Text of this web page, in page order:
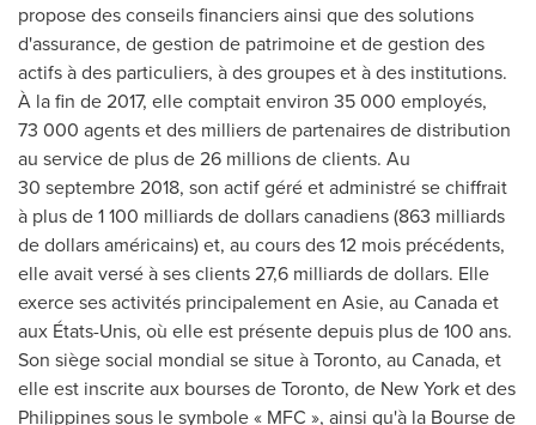
propose des conseils financiers ainsi que des solutions
d'assurance, de gestion de patrimoine et de gestion des
actifs à des particuliers, à des groupes et à des institutions.
À la fin de 2017, elle comptait environ 35 000 employés,
73 000 agents et des milliers de partenaires de distribution
au service de plus de 26 millions de clients. Au
30 septembre 2018, son actif géré et administré se chiffrait
à plus de 1 100 milliards de dollars canadiens (863 milliards
de dollars américains) et, au cours des 12 mois précédents,
elle avait versé à ses clients 27,6 milliards de dollars. Elle
exerce ses activités principalement en Asie, au Canadaet
aux États-Unis, où elle est présente depuis plus de 100 ans.
Son siège social mondial se situe àToronto, au Canada, et
elle est inscrite aux bourses deToronto, de New York et des
Philippinessous le symbole « MFC », ainsi qu'à la Bourse de